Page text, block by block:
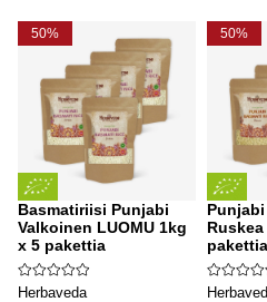
50%
Basmatiriisi Punjabi
Valkoinen LUOMU 1kg
x 5 pakettia
Herbaveda
50%
pakettia